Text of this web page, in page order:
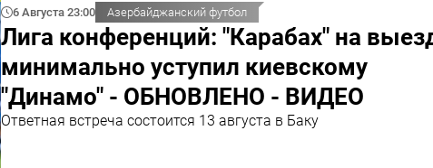
6 Августа 23:00 Азербайджанский футбол
Лига конференций: "Карабах" на
минимально уступил киевскому
"Динамо" - ОБНОВЛЕНО - ВИДЕО
Ответная встреча состоится 13 августа в Баку